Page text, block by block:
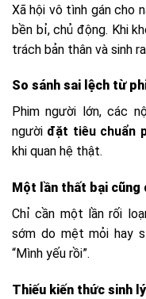
Xã hội vô tình gán cho
bền bỉ, chủ động. Khi
trách bản thân và sinh
So sánh sai lệch từ
Phim người lớn, các
người đặt tiêu chuẩn
khi quan hệ thật.
Một lần thất bại cũng
Chỉ cần một lần rối
sớm do mệt mỏi hay
“Mình yếu rồi”.
Thiếu kiến thức sinh